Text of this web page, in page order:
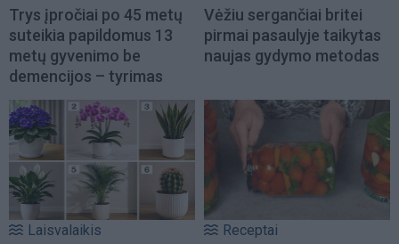
Trys įpročiai po 45 metų
suteikia papildomus 13
metų gyvenimo be
demencijos – tyrimas
Vėžiu sergančiai britei
pirmai pasaulyje taikytas
naujas gydymo metodas
Laisvalaikis Receptai